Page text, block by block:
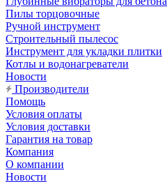
Пилы торцовочные
Ручной инструмент
Строительный пылесос
Инструмент для укладки плитки
Котлы и водонагреватели
Новости
Производители
Помощь
Условия оплаты
Условия доставки
Гарантия на товар
Компания
О компании
Новости